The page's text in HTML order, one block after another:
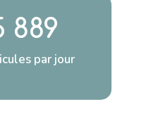
889
par jour